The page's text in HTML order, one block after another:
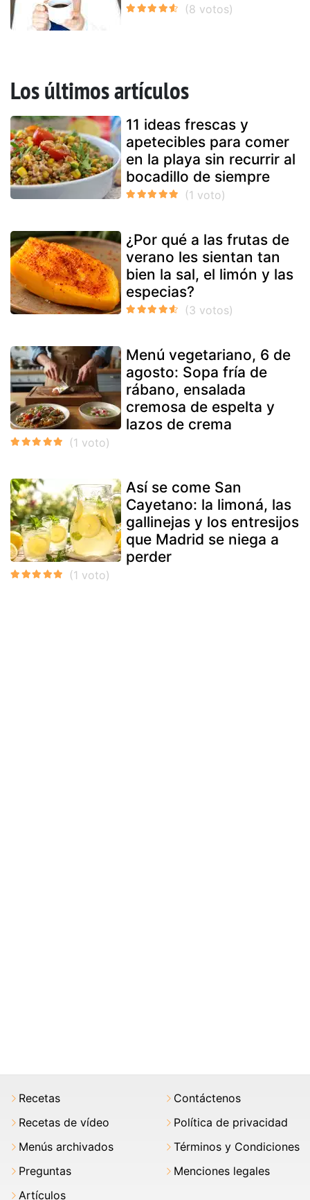
Los últimos artículos
11 ideas frescas y
apetecibles para comer
en la playa sin recurrir al
bocadillo de siempre
¿Por qué a las frutas de
verano les sientan tan
bien la sal, el limón y las
especias?
Menú vegetariano, 6 de
agosto: Sopa fría de
rábano, ensalada
cremosa de espelta y
lazos de crema
Así se come San
Cayetano: la limoná, las
gallinejas y los entresijos
que Madrid se niega a
perder
Recetas
Recetas de vídeo
Menús archivados
Preguntas
Artículos
Contáctenos
Política de privacidad
Términos y Condiciones
Menciones legales